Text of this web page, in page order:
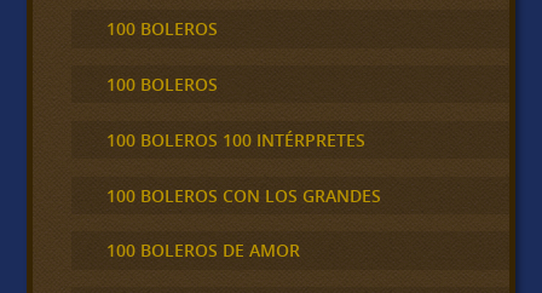
100 BOLEROS
100 BOLEROS
100 BOLEROS 100 INTÉRPRETES
100 BOLEROS CON LOS GRANDES
100 BOLEROS DE AMOR